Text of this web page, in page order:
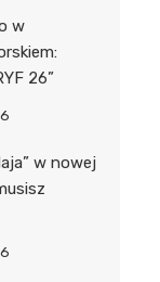
w
26”
w nowej